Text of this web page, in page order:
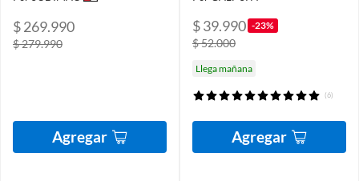
$ 269.990
$ 279.990
Agregar
$ 39.990 -23%
$ 52.000
Llega mañana
(6)
Agregar